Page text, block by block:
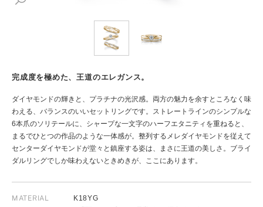
完成度を極めた、王道のエレガンス。
ダイヤモンドの輝きと、プラチナの光沢感。両方の魅力を余すところなく味
わえる、バランスのいいセットリングです。ストレートラインのシンプルな
6本爪のソリテールに、シャープな一文字のハーフエタニティを重ねると、
まるでひとつの作品のような一体感が。整列するメレダイヤモンドを従えて
センターダイヤモンドが堂々と鎮座する姿は、まさに王道の美しさ。ブライ
ダルリングでしか味わえないときめきが、ここにあります。
MATERIAL K18YG